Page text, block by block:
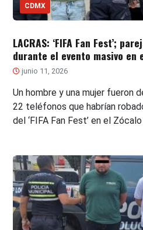
CDMX
LACRAS: ‘FIFA Fan Fest’;
durante el evento masivo en
junio 11, 2026
Un hombre y una mujer fueron
22 teléfonos que habrían
del ‘FIFA Fan Fest’ en el